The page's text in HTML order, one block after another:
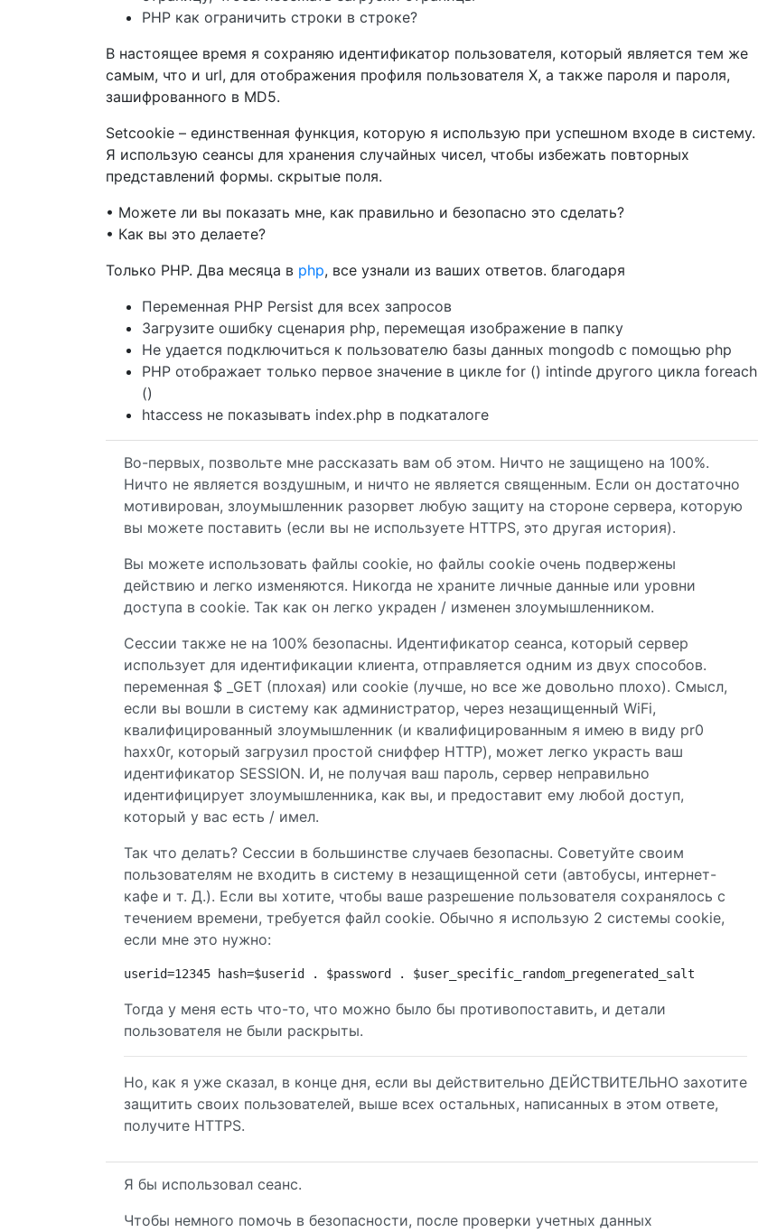
PHP как ограничить строки в строке?
В настоящее время я сохраняю идентификатор пользователя, который является тем же
самым, что и url, для отображения профиля пользователя X, а также пароля и пароля,
зашифрованного в MD5.
Setcookie – единственная функция, которую я использую при успешном входе в систему.
Я использую сеансы для хранения случайных чисел, чтобы избежать повторных
представлений формы. скрытые поля.
• Можете ли вы показать мне, как правильно и безопасно это сделать?
• Как вы это делаете?
Только PHP. Два месяца в php, все узнали из ваших ответов. благодаря
Переменная PHP Persist для всех запросов
Загрузите ошибку сценария php, перемещая изображение в папку
Не удается подключиться к пользователю базы данных mongodb с помощью php
PHP отображает только первое значение в цикле for () intinde другого цикла foreach
()
htaccess не показывать index.php в подкаталоге
Во-первых, позвольте мне рассказать вам об этом. Ничто не защищено на 100%.
Ничто не является воздушным, и ничто не является священным. Если он достаточно
мотивирован, злоумышленник разорвет любую защиту на стороне сервера, которую
вы можете поставить (если вы не используете HTTPS, это другая история).
Вы можете использовать файлы cookie, но файлы cookie очень подвержены
действию и легко изменяются. Никогда не храните личные данные или уровни
доступа в cookie. Так как он легко украден / изменен злоумышленником.
Сессии также не на 100% безопасны. Идентификатор сеанса, который сервер
использует для идентификации клиента, отправляется одним из двух способов.
переменная $ _GET (плохая) или cookie (лучше, но все же довольно плохо). Смысл,
если вы вошли в систему как администратор, через незащищенный WiFi,
квалифицированный злоумышленник (и квалифицированным я имею в виду pr0
haxx0r, который загрузил простой сниффер HTTP), может легко украсть ваш
идентификатор SESSION. И, не получая ваш пароль, сервер неправильно
идентифицирует злоумышленника, как вы, и предоставит ему любой доступ,
который у вас есть / имел.
Так что делать? Сессии в большинстве случаев безопасны. Советуйте своим
пользователям не входить в систему в незащищенной сети (автобусы, интернет-
кафе и т. Д.). Если вы хотите, чтобы ваше разрешение пользователя сохранялось с
течением времени, требуется файл cookie. Обычно я использую 2 системы cookie,
если мне это нужно:
userid=12345 hash=$userid . $password . $user_specific_random_pregenerated_salt
Тогда у меня есть что-то, что можно было бы противопоставить, и детали
пользователя не были раскрыты.
Но, как я уже сказал, в конце дня, если вы действительно ДЕЙСТВИТЕЛЬНО захотите
защитить своих пользователей, выше всех остальных, написанных в этом ответе,
получите HTTPS.
Я бы использовал сеанс.
Чтобы немного помочь в безопасности, после проверки учетных данных